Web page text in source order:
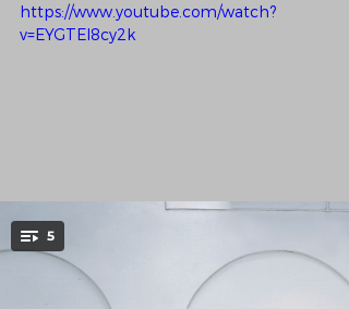
https://www.youtube.com/watch?
v=EYGTEl8cy2k